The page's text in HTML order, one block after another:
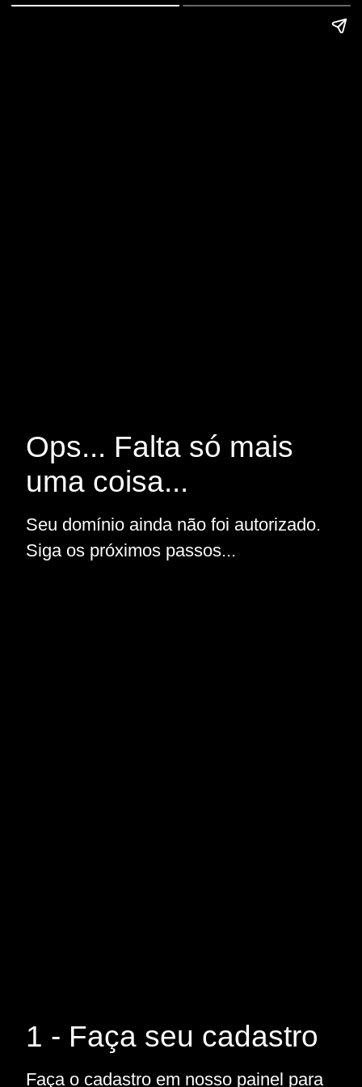
Ops... Falta só mais
uma coisa...
Seu domínio ainda não foi autorizado.
Siga os próximos passos...
1 - Faça seu cadastro
Faça o cadastro em nosso painel para